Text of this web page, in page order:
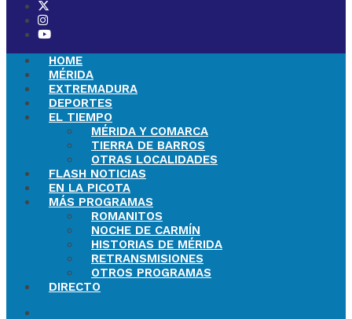
HOME
MÉRIDA
EXTREMADURA
DEPORTES
EL TIEMPO
MÉRIDA Y COMARCA
TIERRA DE BARROS
OTRAS LOCALIDADES
FLASH NOTICIAS
EN LA PICOTA
MÁS PROGRAMAS
ROMANITOS
NOCHE DE CARMÍN
HISTORIAS DE MÉRIDA
RETRANSMISIONES
OTROS PROGRAMAS
DIRECTO